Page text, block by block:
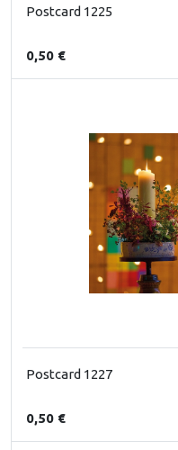
Postcard 1225
0,50 €
Postcard 1227
0,50 €